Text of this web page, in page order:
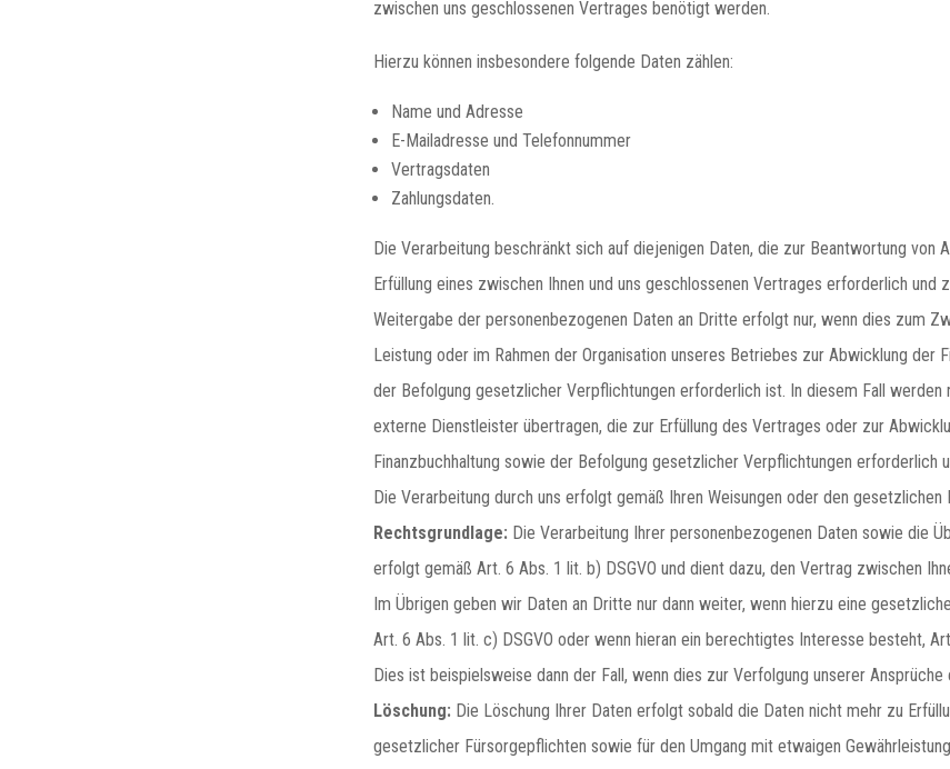
zwischen uns geschlossenen Vertrages benötigt werden.
Hierzu können insbesondere folgende Daten zählen:
Name und Adresse
E-Mailadresse und Telefonnummer
Vertragsdaten
Zahlungsdaten.
Die Verarbeitung beschränkt sich auf diejenigen Daten, die zur Beantwortung von
Erfüllung eines zwischen Ihnen und uns geschlossenen Vertrages erforderlich und
Weitergabe der personenbezogenen Daten an Dritte erfolgt nur, wenn dies zum
Leistung oder im Rahmen der Organisation unseres Betriebes zur Abwicklung der
der Befolgung gesetzlicher Verpflichtungen erforderlich ist. In diesem Fall werden
externe Dienstleister übertragen, die zur Erfüllung des Vertrages oder zur
Finanzbuchhaltung sowie der Befolgung gesetzlicher Verpflichtungen erforderlich
Die Verarbeitung durch uns erfolgt gemäß Ihren Weisungen oder den gesetzlichen
Rechtsgrundlage: Die Verarbeitung Ihrer personenbezogenen Daten sowie die
erfolgt gemäß Art. 6 Abs. 1 lit. b) DSGVO und dient dazu, den Vertrag zwischen
Im Übrigen geben wir Daten an Dritte nur dann weiter, wenn hierzu eine
Art. 6 Abs. 1 lit. c) DSGVO oder wenn hieran ein berechtigtes Interesse besteht,
Dies ist beispielsweise dann der Fall, wenn dies zur Verfolgung unserer
Löschung: Die Löschung Ihrer Daten erfolgt sobald die Daten nicht mehr zu
gesetzlicher Fürsorgepflichten sowie für den Umgang mit etwaigen